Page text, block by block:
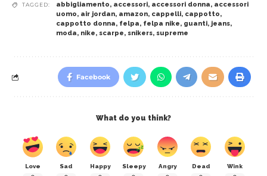
TAGGED: abbigliamento, accessori, accessori donna, accessori
uomo, air jordan, amazon, cappelli, cappotto,
cappotto donna, felpa, felpa nike, guanti, jeans,
moda, nike, scarpe, snikers, supreme
Facebook
What do you think?
Love Sad Happy Sleepy Angry Dead Wink